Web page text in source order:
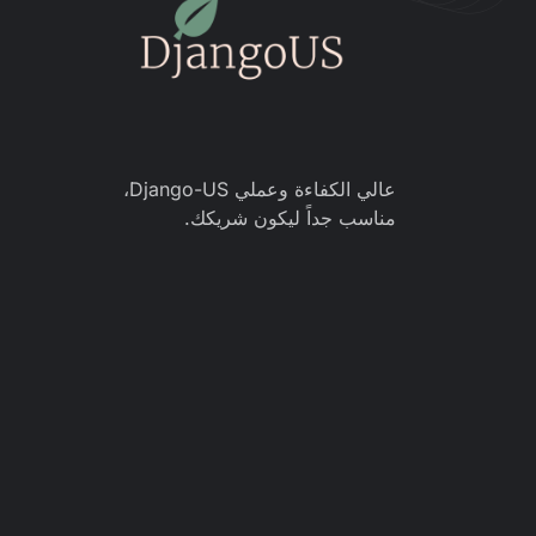
عالي الكفاءة وعملي Django-US،
مناسب جداً ليكون شريكك.